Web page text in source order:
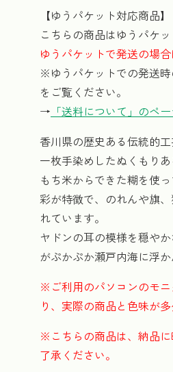
【ゆうパケット対応商品】
こちらの商品はゆうパケ
ゆうパケットで発送の場
※ゆうパケットでの発送
をご覧ください。
→ 「送料について」のペ
香川県の歴史ある伝統的
一枚手染めしたぬくもりあ
もち米からできた糊を使
彩が特徴で、のれんや旗
れています。
ヤドンの耳の模様を穏や
がぷかぷか瀬戸内海に浮
※ご利用のパソコンのモ
り、実際の商品と色味が
※こちらの商品は、納品
了承ください。